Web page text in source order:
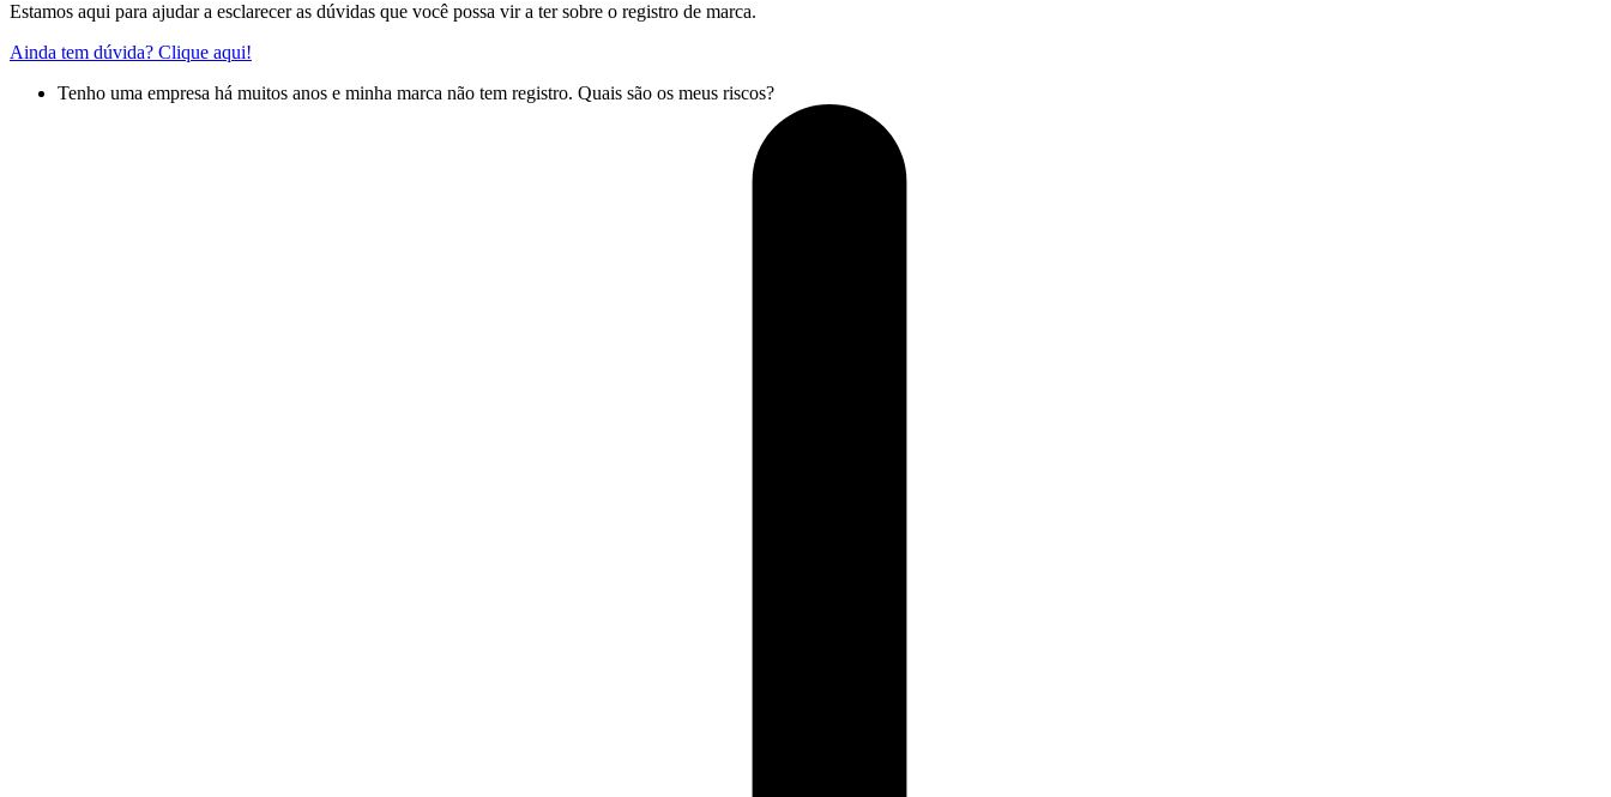
Estamos aqui para ajudar a esclarecer as dúvidas que você possa vir a ter sobre o registro de marca.
Ainda tem dúvida? Clique aqui!
Tenho uma empresa há muitos anos e minha marca não tem registro. Quais são os meus riscos?